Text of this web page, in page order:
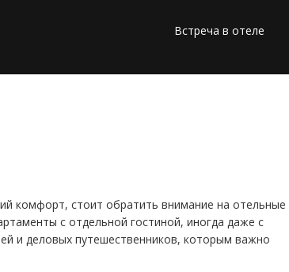
Встреча в отеле
комфорт, стоит обратить внимание на отельные
с отдельной гостиной, иногда даже с
и деловых путешественников, которым важно